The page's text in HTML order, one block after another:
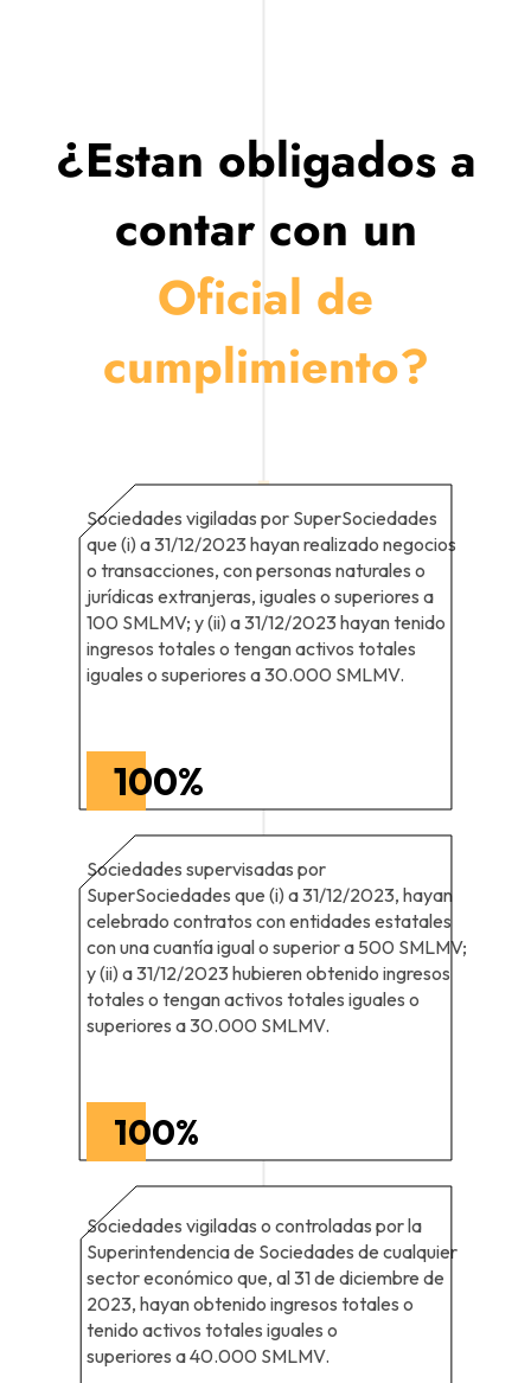
¿Estan obligados a
contar con un
Oficial de
cumplimiento?
Sociedades vigiladas por SuperSociedades
que (i) a 31/12/2023 hayan realizado negocios
o transacciones, con personas naturales o
jurídicas extranjeras, iguales o superiores a
100 SMLMV; y (ii) a 31/12/2023 hayan tenido
ingresos totales o tengan activos totales
iguales o superiores a 30.000 SMLMV.
100%
Sociedades supervisadas por
SuperSociedades que (i) a 31/12/2023, hayan
celebrado contratos con entidades estatales
con una cuantía igual o superior a 500 SMLMV;
y (ii) a 31/12/2023 hubieren obtenido ingresos
totales o tengan activos totales iguales o
superiores a 30.000 SMLMV.
100%
Sociedades vigiladas o controladas por la
Superintendencia de Sociedades de cualquier
sector económico que, al 31 de diciembre de
2023, hayan obtenido ingresos totales o
tenido activos totales iguales o
superiores a 40.000 SMLMV.